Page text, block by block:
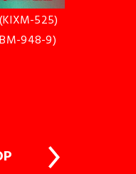
525)
948-9)